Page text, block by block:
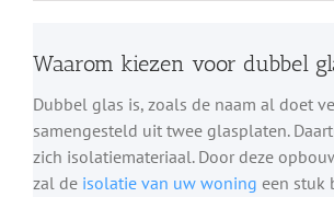
Waarom kiezen voor dubbel
Dubbel glas is, zoals de naam al doet
samengesteld uit twee glasplaten.
zich isolatiemateriaal. Door deze
zal de isolatie van uw woning een stuk